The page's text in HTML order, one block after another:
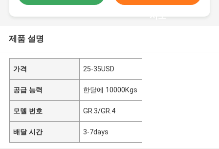
시오
제품 설명
가격 25-35USD
공급 능력 한달에 10000Kgs
모델 번호 GR.3/GR.4
배달 시간 3-7days